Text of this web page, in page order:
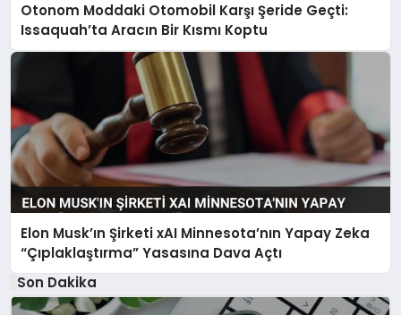
Otonom Moddaki Otomobil Karşı Şeride Geçti:
Issaquah’ta Aracın Bir Kısmı Koptu
Elon Musk’ın Şirketi xAI Minnesota’nın Yapay Zeka
“Çıplaklaştırma” Yasasına Dava Açtı
Son Dakika